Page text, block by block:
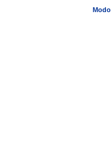
Modo